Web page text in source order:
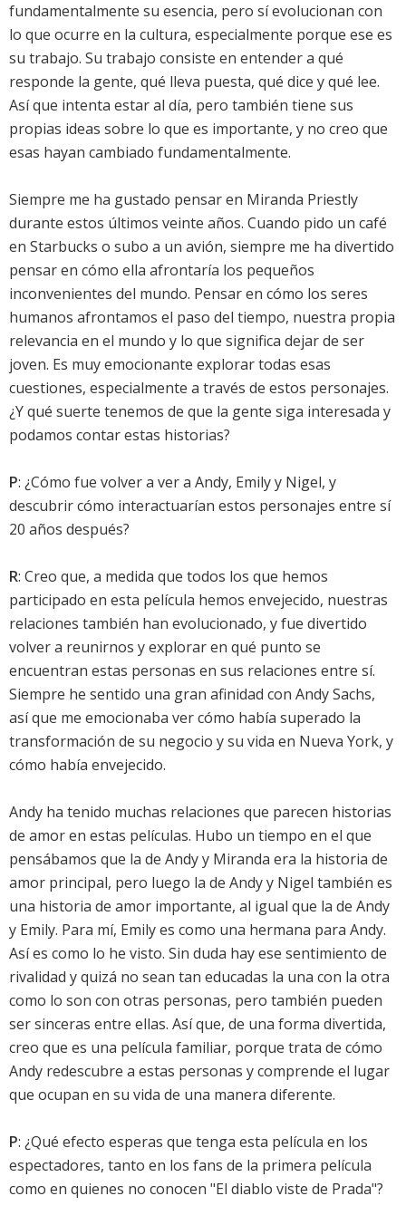
fundamentalmente su esencia, pero sí evolucionan con
lo que ocurre en la cultura, especialmente porque ese es
su trabajo. Su trabajo consiste en entender a qué
responde la gente, qué lleva puesta, qué dice y qué lee.
Así que intenta estar al día, pero también tiene sus
propias ideas sobre lo que es importante, y no creo que
esas hayan cambiado fundamentalmente.
Siempre me ha gustado pensar en Miranda Priestly
durante estos últimos veinte años. Cuando pido un café
en Starbucks o subo a un avión, siempre me ha divertido
pensar en cómo ella afrontaría los pequeños
inconvenientes del mundo. Pensar en cómo los seres
humanos afrontamos el paso del tiempo, nuestra propia
relevancia en el mundo y lo que significa dejar de ser
joven. Es muy emocionante explorar todas esas
cuestiones, especialmente a través de estos personajes.
¿Y qué suerte tenemos de que la gente siga interesada y
podamos contar estas historias?
P: ¿Cómo fue volver a ver a Andy, Emily y Nigel, y
descubrir cómo interactuarían estos personajes entre sí
20 años después?
R: Creo que, a medida que todos los que hemos
participado en esta película hemos envejecido, nuestras
relaciones también han evolucionado, y fue divertido
volver a reunirnos y explorar en qué punto se
encuentran estas personas en sus relaciones entre sí.
Siempre he sentido una gran afinidad con Andy Sachs,
así que me emocionaba ver cómo había superado la
transformación de su negocio y su vida en Nueva York, y
cómo había envejecido.
Andy ha tenido muchas relaciones que parecen historias
de amor en estas películas. Hubo un tiempo en el que
pensábamos que la de Andy y Miranda era la historia de
amor principal, pero luego la de Andy y Nigel también es
una historia de amor importante, al igual que la de Andy
y Emily. Para mí, Emily es como una hermana para Andy.
Así es como lo he visto. Sin duda hay ese sentimiento de
rivalidad y quizá no sean tan educadas la una con la otra
como lo son con otras personas, pero también pueden
ser sinceras entre ellas. Así que, de una forma divertida,
creo que es una película familiar, porque trata de cómo
Andy redescubre a estas personas y comprende el lugar
que ocupan en su vida de una manera diferente.
P: ¿Qué efecto esperas que tenga esta película en los
espectadores, tanto en los fans de la primera película
como en quienes no conocen "El diablo viste de Prada"?